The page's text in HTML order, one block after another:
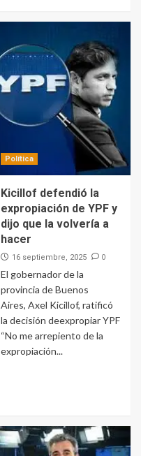
Política
Kicillof defendió la
expropiación de YPF y
dijo que la volvería a
hacer
16 septiembre, 2025 0
El gobernador de la
provincia de Buenos
Aires, Axel Kicillof, ratificó
la decisión deexpropiar YPF
“No me arrepiento de la
expropiación...